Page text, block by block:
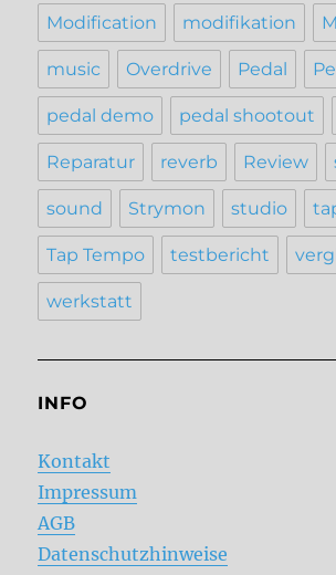
Modification modifikation
music Overdrive Pedal
pedal demo pedal shootout
Reparatur reverb Review
sound Strymon studio
Tap Tempo testbericht
werkstatt
INFO
Kontakt
Impressum
AGB
Datenschutzhinweise